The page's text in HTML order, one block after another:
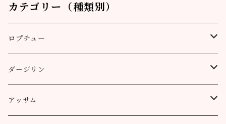
カテゴリー（種類別）
ロプチュー
缶（リーフ）
ティーバッグ
ダージリン
プッタボン茶園
アッサム